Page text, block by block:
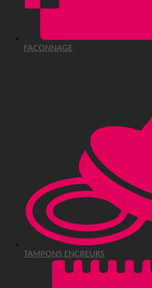
FAÇONNAGE
TAMPONS ENCREURS